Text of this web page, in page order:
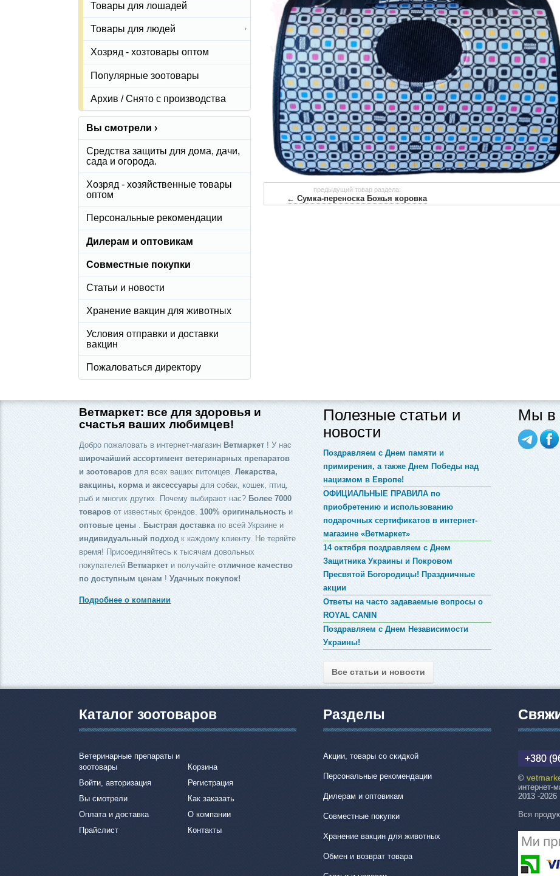
предыдущий товар раздела:
← Сумка-переноска Божья коровка
Товары для лошадей
Товары для людей
Хозряд - хозтовары оптом
Популярные зоотовары
Архив / Снято с производства
Вы смотрели ›
Средства защиты для дома, дачи,
сада и огорода.
Хозряд - хозяйственные товары
оптом
Персональные рекомендации
Дилерам и оптовикам
Совместные покупки
Статьи и новости
Хранение вакцин для животных
Условия отправки и доставки
вакцин
Пожаловаться директору
Ветмаркет: все для здоровья и
счастья ваших любимцев!
Добро пожаловать в интернет-магазин Ветмаркет ! У нас
широчайший ассортимент ветеринарных препаратов
и зоотоваров для всех ваших питомцев. Лекарства,
вакцины, корма и аксессуары для собак, кошек, птиц,
рыб и многих других. Почему выбирают нас? Более 7000
товаров от известных брендов. 100% оригинальность и
оптовые цены
Быстрая доставка по всей Украине и
индивидуальный подход к каждому клиенту. Не теряйте
время! Присоединяйтесь к тысячам довольных
покупателей Ветмаркет и получайте отличное качество
по доступным ценам ! Удачных покупок!
Подробнее о компании
Полезные статьи и
новости
Поздравляем с Днем памяти и
примирения, а также Днем Победы над
нацизмом в Европе!
ОФИЦИАЛЬНЫЕ ПРАВИЛА по
приобретению и использованию
подарочных сертификатов в интернет-
магазине «Ветмаркет»
14 октября поздравляем с Днем
Защитника Украины и Покровом
Пресвятой Богородицы! Праздничные
акции
Ответы на часто задаваемые вопросы о
ROYAL CANIN
Поздравляем с Днем Независимости
Украины!
Все статьи и новости
Мы в
Каталог зоотоваров
Ветеринарные препараты и
зоотовары
Корзина
Войти, авторизация
Регистрация
Вы смотрели
Как заказать
Оплата и доставка
О компании
Прайслист
Контакты
Разделы
Акции, товары со скидкой
Персональные рекомендации
Дилерам и оптовикам
Совместные покупки
Хранение вакцин для животных
Обмен и возврат товара
+380
©
интернет-
2013 -2026
Вся